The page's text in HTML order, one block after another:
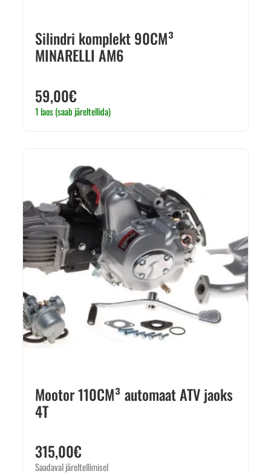
Silindri komplekt 90CM³
MINARELLI AM6
59,00€
1 laos (saab järeltellida)
Mootor 110CM³ automaat ATV jaoks
4T
315,00€
Saadaval järeltellimisel